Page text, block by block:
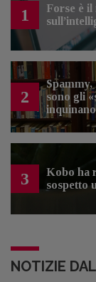
1
Forse è
2
sono gli
3
Kobo ha
sospetto
NOTIZIE